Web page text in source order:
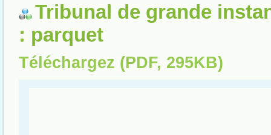
Tribunal de grande
: parquet
Téléchargez (PDF, 295KB)